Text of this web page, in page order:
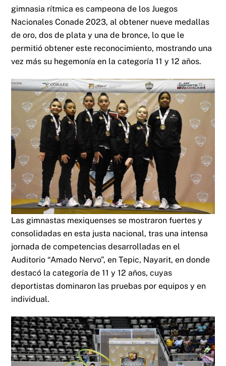
gimnasia rítmica es campeona de los Juegos
Nacionales Conade 2023, al obtener nueve medallas
de oro, dos de plata y una de bronce, lo que le
permitió obtener este reconocimiento, mostrando una
vez más su hegemonía en la categoría 11 y 12 años.
Las gimnastas mexiquenses se mostraron fuertes y
consolidadas en esta justa nacional, tras una intensa
jornada de competencias desarrolladas en el
Auditorio “Amado Nervo”, en Tepic, Nayarit, en donde
destacó la categoría de 11 y 12 años, cuyas
deportistas dominaron las pruebas por equipos y en
individual.